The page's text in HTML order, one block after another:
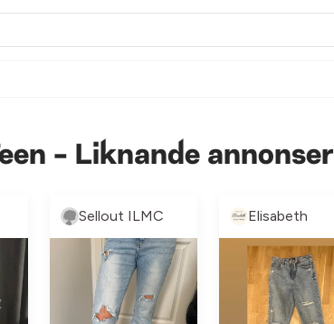
- Liknande annonser
Sellout ILMC Elisabeth